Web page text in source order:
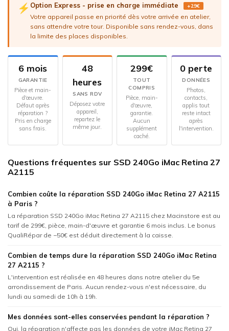
⚡ Option Express - prise en charge immédiate +29€
Votre appareil passe en priorité dès votre arrivée en atelier,
sans attendre votre tour. Disponible sans rendez-vous, dans
la limite des places disponibles.
6 mois
GARANTIE
Pièce et main-
d'œuvre.
Défaut après
réparation ?
Pris en charge
sans frais.
48
heures
SANS RDV
Déposez votre
appareil,
repartez le
même jour.
299€
TOUT
COMPRIS
Pièce, main-
d'œuvre,
garantie.
Aucun
supplément
caché.
0 perte
DONNÉES
Photos,
contacts,
applis tout
reste intact
après
l'intervention.
Questions fréquentes sur SSD 240Go iMac Retina 27
A2115
Combien coûte la réparation SSD 240Go iMac Retina 27 A2115
à Paris ?
La réparation SSD 240Go iMac Retina 27 A2115 chez Macinstore est au
tarif de 299€, pièce, main-d'œuvre et garantie 6 mois inclus. Le bonus
QualiRépar de −50€ est déduit directement à la caisse.
Combien de temps dure la réparation SSD 240Go iMac Retina
27 A2115 ?
L'intervention est réalisée en 48 heures dans notre atelier du 5e
arrondissement de Paris. Aucun rendez-vous n'est nécessaire, du
lundi au samedi de 10h à 19h.
Mes données sont-elles conservées pendant la réparation ?
Oui, la réparation n'affecte pas les données de votre iMac Retina 27